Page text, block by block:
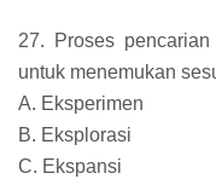
27. Proses
untuk menemukan
A. Eksperimen
B. Eksplorasi
C. Ekspansi